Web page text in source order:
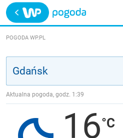
Trwa ładowanie
POLSKA
JAKOŚĆ POWIETRZA
POGODA WP.PL
Aktualna pogoda, godz. 1:39
16